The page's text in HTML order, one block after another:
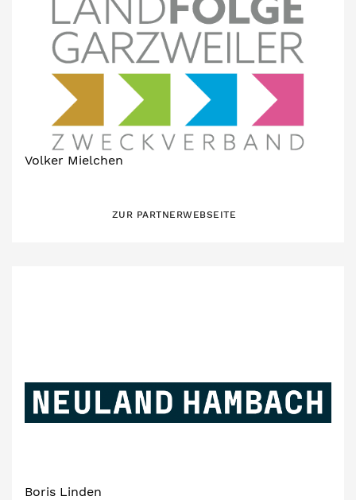
Volker Mielchen
ZUR PARTNERWEBSEITE
Boris Linden